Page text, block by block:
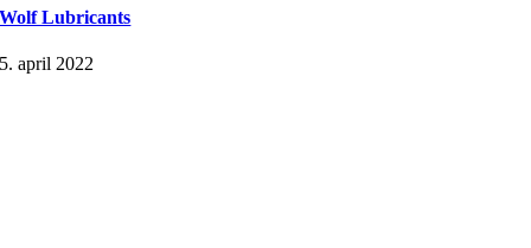
Wolf Lubricants
5. april 2022